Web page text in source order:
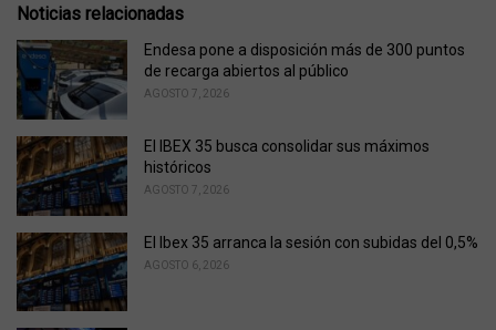
e
o
r
i
:
Noticias relacionadas
Endesa pone a disposición más de 300 puntos
de recarga abiertos al público
AGOSTO 7, 2026
El IBEX 35 busca consolidar sus máximos
históricos
AGOSTO 7, 2026
El Ibex 35 arranca la sesión con subidas del 0,5%
AGOSTO 6, 2026